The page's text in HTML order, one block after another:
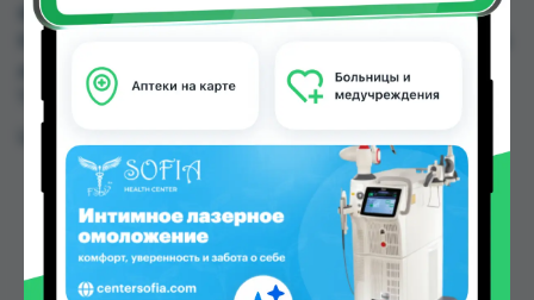
фарм, Доро фарм 82, Дору фарм №7, Дорухона
до 55.00 TJS в Душанбе и других городах
Таджикистана